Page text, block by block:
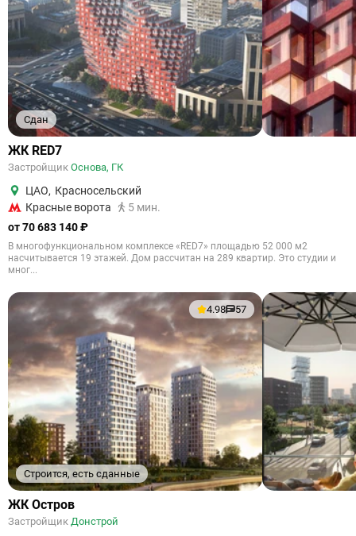
Сдан
ЖК RED7
Застройщик Основа, ГК
ЦАО, Красносельский
Красные ворота
5 мин.
от 70 683 140 ₽
В многофункциональном комплексе «RED7» площадью 52 000 м2
насчитывается 19 этажей. Дом рассчитан на 289 квартир. Это студии и
мног...
Строится, есть сданные
4.98 57
ЖК Остров
Застройщик Донстрой